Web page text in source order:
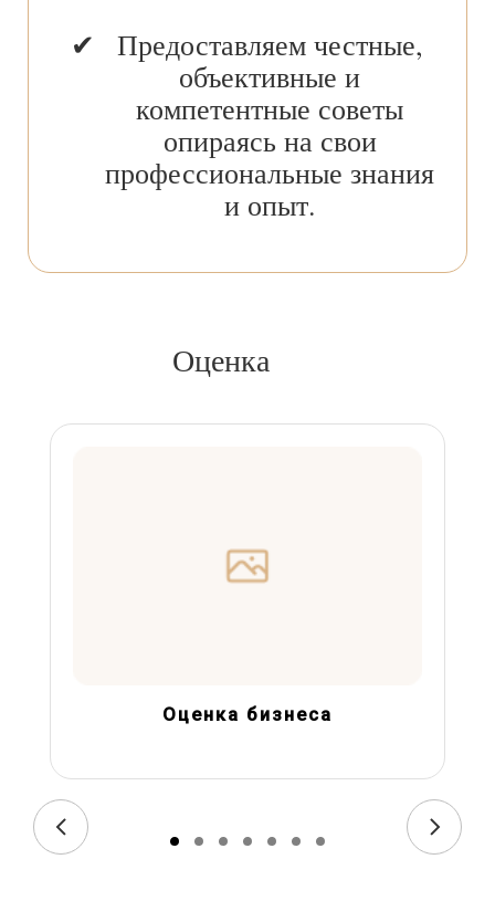
Предоставляем честные,
объективные и
компетентные советы
опираясь на свои
профессиональные знания
и опыт.
Оценка
Оценка бизнеса